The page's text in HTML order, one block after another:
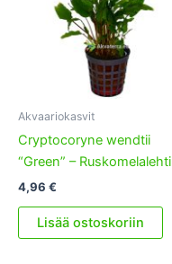
Akvaariokasvit
Cryptocoryne wendtii
“Green” – Ruskomelalehti
4,96 €
Lisää ostoskoriin